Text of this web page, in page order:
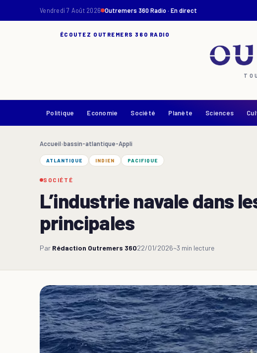
Vendredi 7 Août 2026 Outremers 360 Radio · En direct
ÉCOUTEZ OUTREMERS 360 RADIO
Politique Economie Société Planète Sciences
Accueil›bassin-atlantique-Appli
ATLANTIQUE INDIEN PACIFIQUE
SOCIÉTÉ
L’industrie navale dans
principales
Par Rédaction Outremers 36022/01/2026~3 min lecture